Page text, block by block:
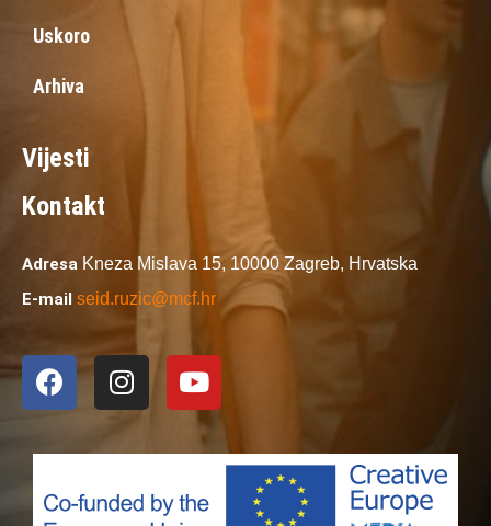
Uskoro
Arhiva
Vijesti
Kontakt
Adresa Kneza Mislava 15, 10000 Zagreb, Hrvatska
E-mail seid.ruzic@mcf.hr